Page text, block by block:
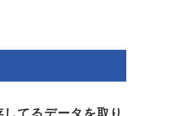
てるデータを取り